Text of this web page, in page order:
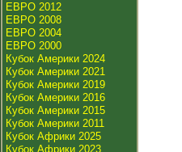
ЕВРО 2012
ЕВРО 2008
ЕВРО 2004
ЕВРО 2000
Кубок Америки 2024
Кубок Америки 2021
Кубок Америки 2019
Кубок Америки 2016
Кубок Америки 2015
Кубок Америки 2011
Кубок Африки 2025
Кубок Африки 2023